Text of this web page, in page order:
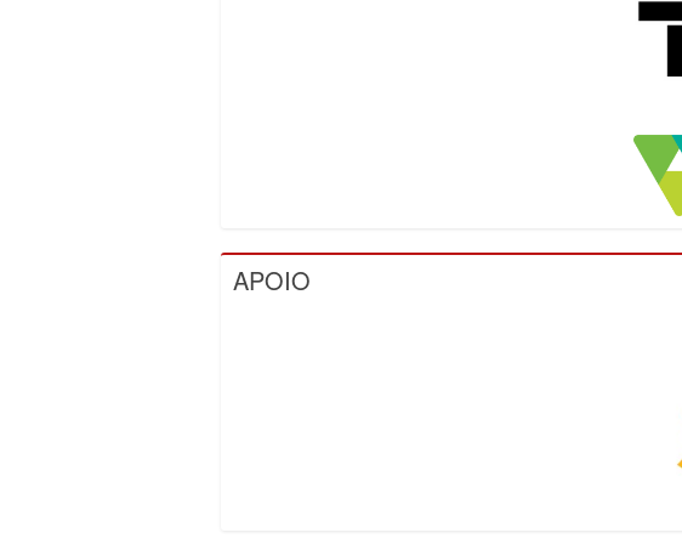
APOIO